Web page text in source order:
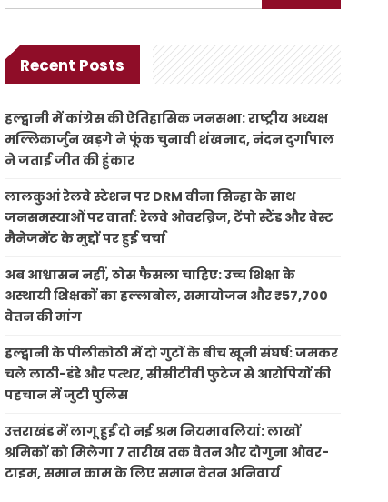
Recent Posts
हल्द्वानी में कांग्रेस की ऐतिहासिक जनसभा: राष्ट्रीय अध्यक्ष
मल्लिकार्जुन खड़गे ने फूंक चुनावी शंखनाद, नंदन दुर्गापाल
ने जताई जीत की हुंकार
लालकुआं रेलवे स्टेशन पर DRM वीना सिन्हा के साथ
जनसमस्याओं पर वार्ता: रेलवे ओवरब्रिज, टेंपो स्टैंड और वेस्ट
मैनेजमेंट के मुद्दों पर हुई चर्चा
अब आश्वासन नहीं, ठोस फैसला चाहिए: उच्च शिक्षा के
अस्थायी शिक्षकों का हल्लाबोल, समायोजन और ₹57,700
वेतन की मांग
हल्द्वानी के पीलीकोठी में दो गुटों के बीच खूनी संघर्ष: जमकर
चले लाठी-डंडे और पत्थर, सीसीटीवी फुटेज से आरोपियों की
पहचान में जुटी पुलिस
उत्तराखंड में लागू हुईं दो नई श्रम नियमावलियां: लाखों
श्रमिकों को मिलेगा 7 तारीख तक वेतन और दोगुना ओवर-
टाइम, समान काम के लिए समान वेतन अनिवार्य